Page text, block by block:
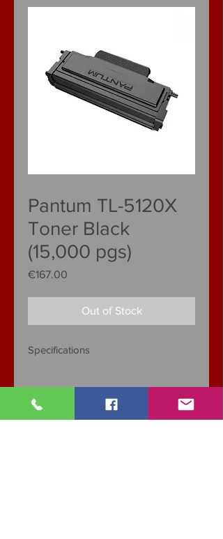
SALE AND
LEASING
Pantum TL-5120X
Toner Black
(15,000 pgs)
€167.00
Out of Stock
Specifications
CATEGORY: Toner